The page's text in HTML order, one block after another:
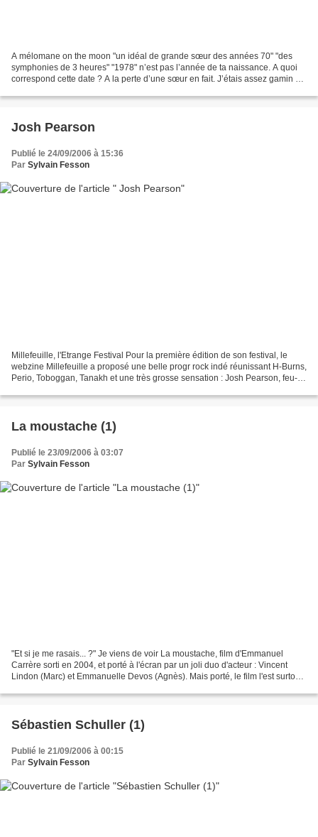
A mélomane on the moon "un idéal de grande sœur des années 70" "des
symphonies de 3 heures" "1978" n’est pas l’année de ta naissance. A quoi
correspond cette date ? A la perte d’une sœur en fait. J’étais assez gamin et
Josh Pearson
Publié le 24/09/2006 à 15:36
Par Sylvain Fesson
Millefeuille, l'Etrange Festival Pour la première édition de son festival, le
webzine Millefeuille a proposé une belle progr rock indé réunissant H-Burns,
Perio, Toboggan, Tanakh et une très grosse sensation : Josh Pearson, feu-
La moustache (1)
Publié le 23/09/2006 à 03:07
Par Sylvain Fesson
"Et si je me rasais... ?" Je viens de voir La moustache, film d'Emmanuel
Carrère sorti en 2004, et porté à l'écran par un joli duo d'acteur : Vincent
Lindon (Marc) et Emmanuelle Devos (Agnès). Mais porté, le film l'est surtout
Sébastien Schuller (1)
Publié le 21/09/2006 à 00:15
Par Sylvain Fesson